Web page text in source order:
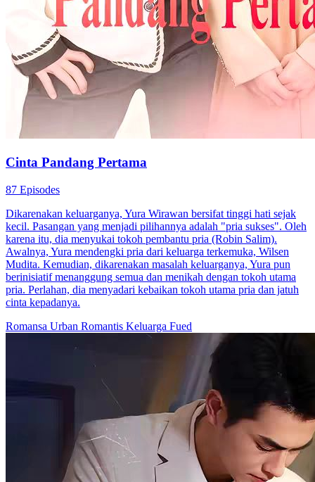
Cinta Pandang Pertama
87 Episodes
Dikarenakan keluarganya, Yura Wirawan bersifat tinggi hati sejak
kecil. Pasangan yang menjadi pilihannya adalah "pria sukses". Oleh
karena itu, dia menyukai tokoh pembantu pria (Robin Salim).
Awalnya, Yura mendengki pria dari keluarga terkemuka, Wilsen
Mudita. Kemudian, dikarenakan masalah keluarganya, Yura pun
berinisiatif menanggung semua dan menikah dengan tokoh utama
pria. Perlahan, dia menyadari kebaikan tokoh utama pria dan jatuh
cinta kepadanya.
Romansa Urban Romantis Keluarga Fued